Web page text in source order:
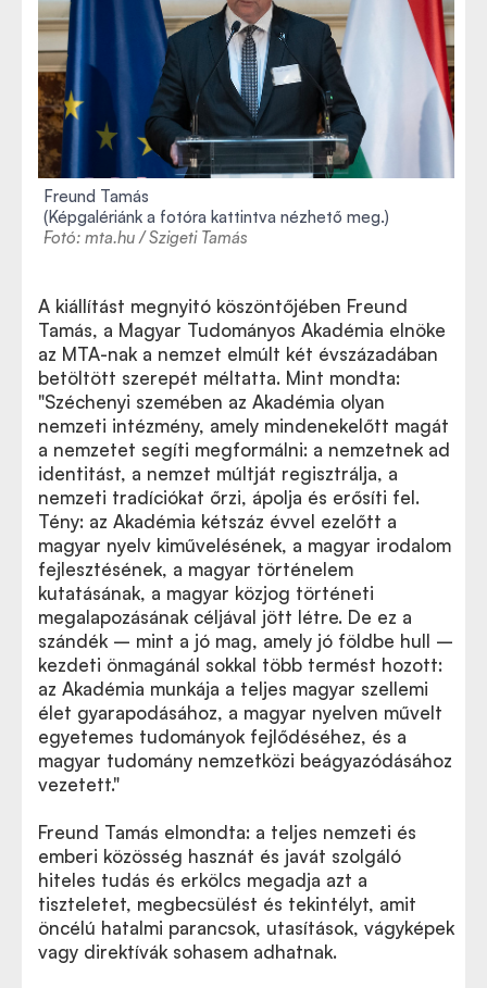
Freund Tamás
(Képgalériánk a fotóra kattintva nézhető meg.)
Fotó: mta.hu / Szigeti Tamás
A kiállítást megnyitó köszöntőjében Freund
Tamás, a Magyar Tudományos Akadémia elnöke
az MTA-nak a nemzet elmúlt két évszázadában
betöltött szerepét méltatta. Mint mondta:
"Széchenyi szemében az Akadémia olyan
nemzeti intézmény, amely mindenekelőtt magát
a nemzetet segíti megformálni: a nemzetnek ad
identitást, a nemzet múltját regisztrálja, a
nemzeti tradíciókat őrzi, ápolja és erősíti fel.
Tény: az Akadémia kétszáz évvel ezelőtt a
magyar nyelv kiművelésének, a magyar irodalom
fejlesztésének, a magyar történelem
kutatásának, a magyar közjog történeti
megalapozásának céljával jött létre. De ez a
szándék – mint a jó mag, amely jó földbe hull –
kezdeti önmagánál sokkal több termést hozott:
az Akadémia munkája a teljes magyar szellemi
élet gyarapodásához, a magyar nyelven művelt
egyetemes tudományok fejlődéséhez, és a
magyar tudomány nemzetközi beágyazódásához
vezetett."
Freund Tamás elmondta: a teljes nemzeti és
emberi közösség hasznát és javát szolgáló
hiteles tudás és erkölcs megadja azt a
tiszteletet, megbecsülést és tekintélyt, amit
öncélú hatalmi parancsok, utasítások, vágyképek
vagy direktívák sohasem adhatnak.